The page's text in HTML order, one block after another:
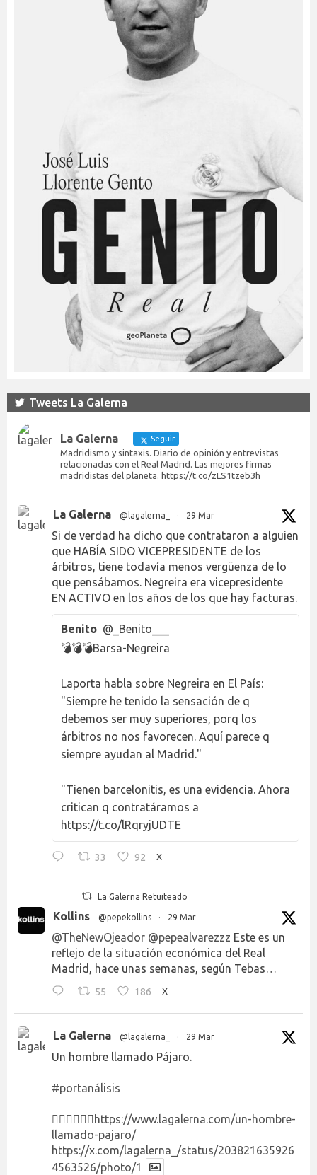
Tweets La Galerna
La Galerna Seguir
Madridismo y sintaxis. Diario de opinión y entrevistas
relacionadas con el Real Madrid. Las mejores firmas
madridistas del planeta. https://t.co/zLS1tzeb3h
La Galerna @lagalerna_ · 29 Mar
Si de verdad ha dicho que contrataron a alguien
que HABÍA SIDO VICEPRESIDENTE de los
árbitros, tiene todavía menos vergüenza de lo
que pensábamos. Negreira era vicepresidente
EN ACTIVO en los años de los que hay facturas.
Benito @_Benito___
💣💣💣Barsa-Negreira
Laporta habla sobre Negreira en El País:
"Siempre he tenido la sensación de q
debemos ser muy superiores, porq los
árbitros no nos favorecen. Aquí parece q
siempre ayudan al Madrid."
"Tienen barcelonitis, es una evidencia. Ahora
critican q contratáramos a
https://t.co/lRqryjUDTE
33 92 X
La Galerna Retuiteado
Kollins @pepekollins · 29 Mar
@TheNewOjeador @pepealvarezzz Este es un
reflejo de la situación económica del Real
Madrid, hace unas semanas, según Tebas…
55 186 X
La Galerna @lagalerna_ · 29 Mar
Un hombre llamado Pájaro.
#portanálisis
👉🏻👉🏻👉🏻 https://www.lagalerna.com/un-hombre-
llamado-pajaro/
https://x.com/lagalerna_/status/203821635926
4563526/photo/1